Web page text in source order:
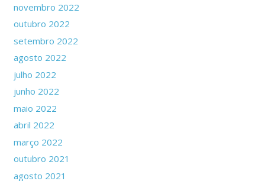
novembro 2022
outubro 2022
setembro 2022
agosto 2022
julho 2022
junho 2022
maio 2022
abril 2022
março 2022
outubro 2021
agosto 2021